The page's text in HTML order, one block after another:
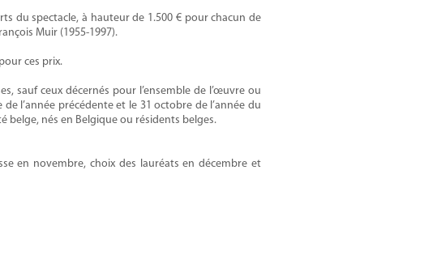
du spectacle, à hauteur de 1.500 € pour chacun de
Muir (1955-1997).
ces prix.
sauf ceux décernés pour l’ensemble de l’œuvre ou
l’année précédente et le 31 octobre de l’année du
belge, nés en Belgique ou résidents belges.
en novembre, choix des lauréats en décembre et